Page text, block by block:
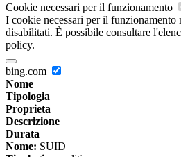
Cookie necessari per il funzionamento
I cookie necessari per il funzionamento
disabilitati. È possibile consultare
policy.
bing.com
Nome
Tipologia
Proprieta
Descrizione
Durata
Nome: SUID